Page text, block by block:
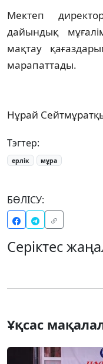
Мектеп
дайындық
мақтау
марапаттады.
Нұрай
Тэгтер:
ерлік мұра
БӨЛІСУ:
Серіктес
Ұқсас